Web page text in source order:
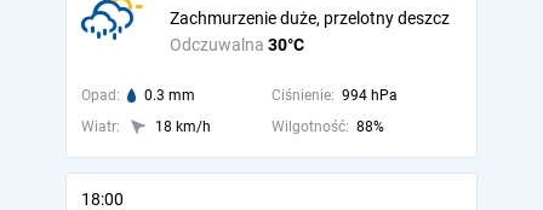
Odczuwalna 30°C
Zachmurzenie duże, przelotny deszcz
Opad: 0.3 mm Ciśnienie: 994 hPa
Wiatr:
18 km/h Wilgotność: 88%
18:00